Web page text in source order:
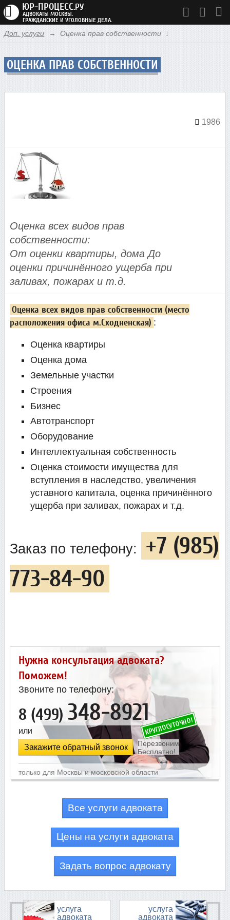
ЮР-ПРОЦЕСС.РУ
АДВОКАТЫ МОСКВЫ.
ГРАЖДАНСКИЕ И УГОЛОВНЫЕ ДЕЛА.
УСЛУГИ АДВОКАТА
АДВОКАТЫ
Доп. услуги Оценка прав собственности
ОЦЕНКА ПРАВ СОБСТВЕННОСТИ
1986
Оценка всех видов прав
собственности:
От оценки квартиры, дома До
оценки причинённого ущерба при
заливах, пожарах и т.д.
Оценка всех видов прав собственности (место
расположения офиса м.Сходненская) :
Оценка квартиры
Оценка дома
Земельные участки
Строения
Бизнес
Автотранспорт
Оборудование
Интеллектуальная собственность
Оценка стоимости имущества для
вступления в наследство, увеличения
уставного капитала, оценка причинённого
ущерба при заливах, пожарах и т.д.
Заказ по телефону:
+7 (985)
773-84-90
Нужна консультация адвоката?
Поможем!
Звоните по телефону:
8 (499) 348-8921
или
Закажите обратный звонок
Все услуги адвоката
Цены на услуги адвоката
Задать вопрос адвокату
услуга
адвоката
услуга
адвоката
Введите ваш запрос для начала поиска.